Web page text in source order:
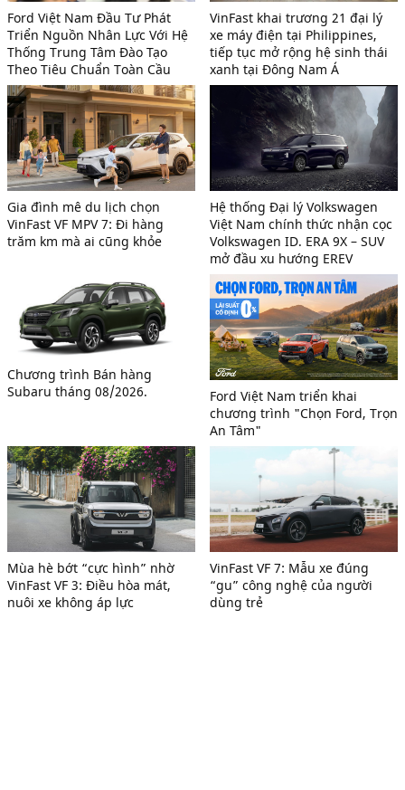
Ford Việt Nam Đầu Tư Phát
Triển Nguồn Nhân Lực Với Hệ
Thống Trung Tâm Đào Tạo
Theo Tiêu Chuẩn Toàn Cầu
VinFast khai trương 21 đại lý
xe máy điện tại Philippines,
tiếp tục mở rộng hệ sinh thái
xanh tại Đông Nam Á
Gia đình mê du lịch chọn
VinFast VF MPV 7: Đi hàng
trăm km mà ai cũng khỏe
Hệ thống Đại lý Volkswagen
Việt Nam chính thức nhận cọc
Volkswagen ID. ERA 9X – SUV
mở đầu xu hướng EREV
Chương trình Bán hàng
Subaru tháng 08/2026.
Ford Việt Nam triển khai
chương trình "Chọn Ford, Trọn
An Tâm"
Mùa hè bớt “cực hình” nhờ
VinFast VF 3: Điều hòa mát,
nuôi xe không áp lực
VinFast VF 7: Mẫu xe đúng
“gu” công nghệ của người
dùng trẻ